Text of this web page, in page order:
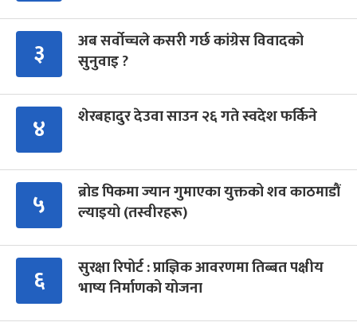
३
अब सर्वोच्चले कसरी गर्छ कांग्रेस विवादको
सुनुवाइ ?
४ शेरबहादुर देउवा साउन २६ गते स्वदेश फर्किने
५
ब्रोड पिकमा ज्यान गुमाएका युक्तको शव काठमाडौं
ल्याइयो (तस्वीरहरू)
६
सुरक्षा रिपोर्ट : प्राज्ञिक आवरणमा तिब्बत पक्षीय
भाष्य निर्माणको योजना